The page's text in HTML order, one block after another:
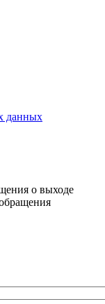
данных
о выходе